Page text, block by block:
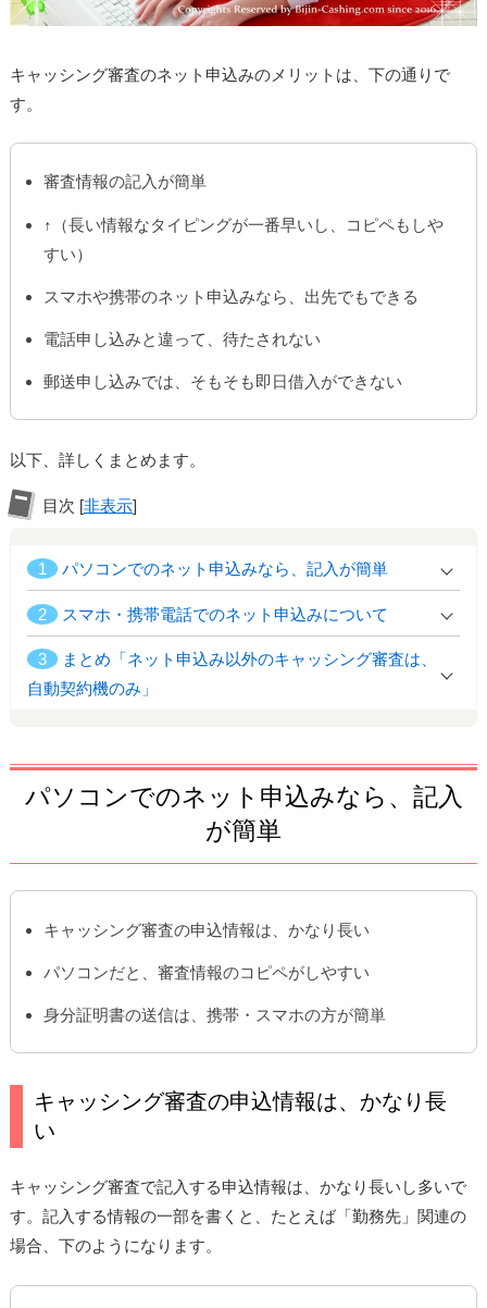
キャッシング審査のネット申込みのメリットは、下の通りで
す。
審査情報の記入が簡単
↑（長い情報なタイピングが一番早いし、コピペもしや
すい）
スマホや携帯のネット申込みなら、出先でもできる
電話申し込みと違って、待たされない
郵送申し込みでは、そもそも即日借入ができない
以下、詳しくまとめます。
目次 [非表示]
1 パソコンでのネット申込みなら、記入が簡単
2 スマホ・携帯電話でのネット申込みについて
3
まとめ「ネット申込み以外のキャッシング審査は、
自動契約機のみ」
パソコンでのネット申込みなら、記入
が簡単
キャッシング審査の申込情報は、かなり長い
パソコンだと、審査情報のコピペがしやすい
身分証明書の送信は、携帯・スマホの方が簡単
キャッシング審査の申込情報は、かなり長
い
キャッシング審査で記入する申込情報は、かなり長いし多いで
す。記入する情報の一部を書くと、たとえば「勤務先」関連の
場合、下のようになります。